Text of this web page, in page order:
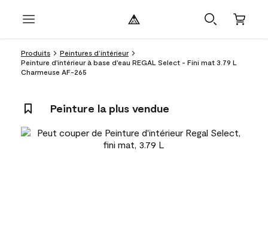
Produits
Peintures d’intérieur
Peinture d'intérieur à base d'eau REGAL Select - Fini mat 3.79 L
Charmeuse AF-265
Peinture la plus vendue